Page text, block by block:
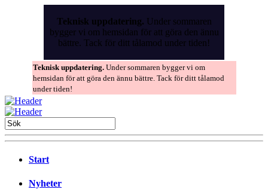
Teknisk uppdatering. Under sommaren
bygger vi om hemsidan för att göra den ännu
bättre. Tack för ditt tålamod under tiden!
Teknisk uppdatering. Under sommaren bygger vi om
hemsidan för att göra den ännu bättre. Tack för ditt tålamod
under tiden!
Start
Nyheter